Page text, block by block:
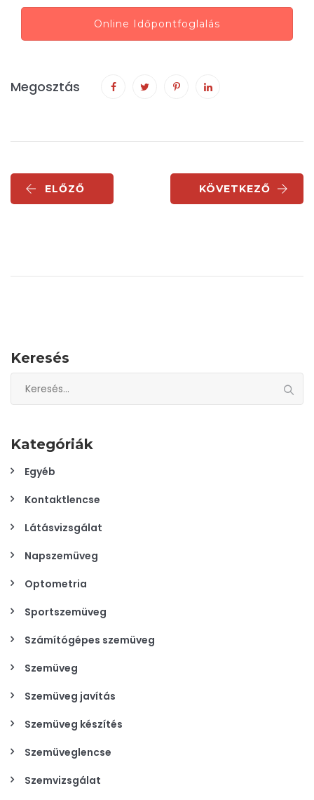
Online Időpontfoglalás
Megosztás
ELŐZŐ KÖVETKEZŐ
Keresés
Kategóriák
Egyéb
Kontaktlencse
Látásvizsgálat
Napszemüveg
Optometria
Sportszemüveg
Számítógépes szemüveg
Szemüveg
Szemüveg javítás
Szemüveg készítés
Szemüveglencse
Szemvizsgálat